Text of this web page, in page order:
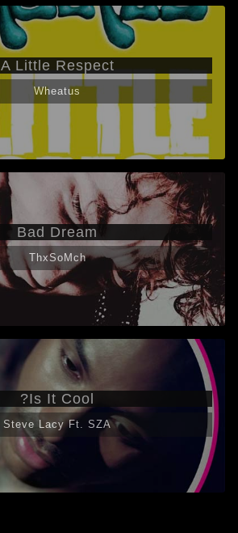
A Little Respect
Wheatus
Bad Dream
ThxSoMch
Is It Cool?
Steve Lacy Ft. SZA